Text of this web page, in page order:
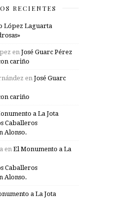
RECIENTES
López Laguarta
en José Guarc Pérez
cariño
en José Guarc
cariño
a La Jota
Caballeros
Alonso.
en El Monumento a La
Caballeros
Alonso.
a La Jota